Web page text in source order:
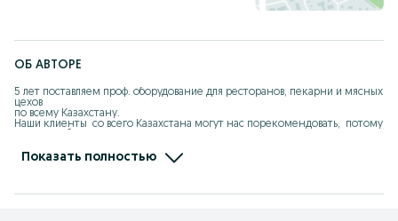
ОБ АВТОРЕ
5 лет поставляем проф. оборудование для ресторанов, пекарни и мясных
цехов
по всему Казахстану.
Наши клиенты  со всего Казахстана могут нас порекомендовать,  потому
С уважением,  директор компании ASTECH.KZ
Показать полностью